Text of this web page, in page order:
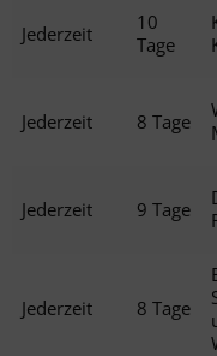
Jederzeit
10
Tage
Jederzeit 8 Tage
Jederzeit 9 Tage
Jederzeit 8 Tage